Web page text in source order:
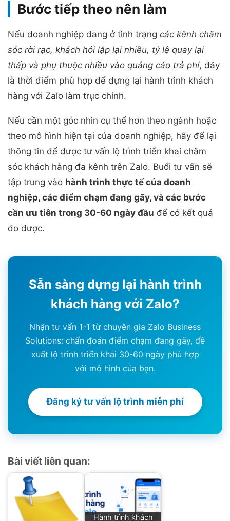
Bước tiếp theo nên làm
Nếu doanh nghiệp đang ở tình trạng các kênh chăm
sóc rời rạc, khách hỏi lặp lại nhiều, tỷ lệ quay lại
thấp và phụ thuộc nhiều vào quảng cáo trả phí, đây
là thời điểm phù hợp để dựng lại hành trình khách
hàng với Zalo làm trục chính.
Nếu cần một góc nhìn cụ thể hơn theo ngành hoặc
theo mô hình hiện tại của doanh nghiệp, hãy để lại
thông tin để được tư vấn lộ trình triển khai chăm
sóc khách hàng đa kênh trên Zalo. Buổi tư vấn sẽ
tập trung vào hành trình thực tế của doanh
nghiệp, các điểm chạm đang gãy, và các bước
cần ưu tiên trong 30-60 ngày đầu để có kết quả
đo được.
Sẵn sàng dựng lại hành trình
khách hàng với Zalo?
Nhận tư vấn 1-1 từ chuyên gia Zalo Business
Solutions: chẩn đoán điểm chạm đang gãy, đề
xuất lộ trình triển khai 30-60 ngày phù hợp
với mô hình của bạn.
Đăng ký tư vấn lộ trình miễn phí
Bài viết liên quan:
Hành trình khách